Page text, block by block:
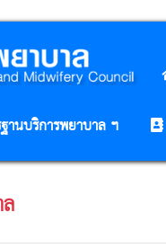
นบริการพยาบาล ฯ